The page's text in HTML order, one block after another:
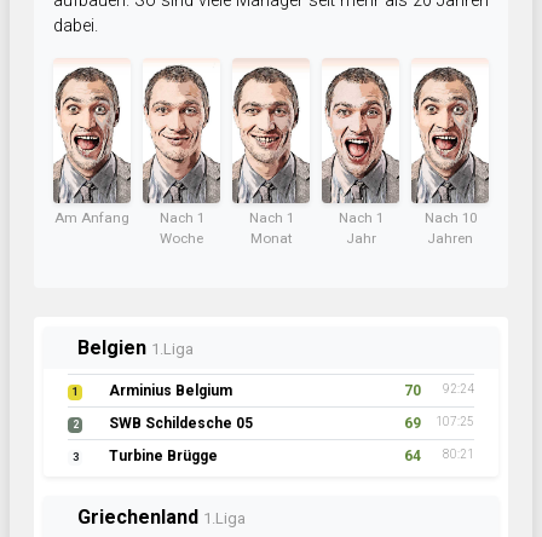
dabei.
Am Anfang
Nach 1
Woche
Nach 1
Monat
Nach 1
Jahr
Nach 10
Jahren
Belgien 1.Liga
1 Arminius Belgium 70 92:24
2 SWB Schildesche 05 69 107:25
3 Turbine Brügge 64 80:21
Griechenland 1.Liga